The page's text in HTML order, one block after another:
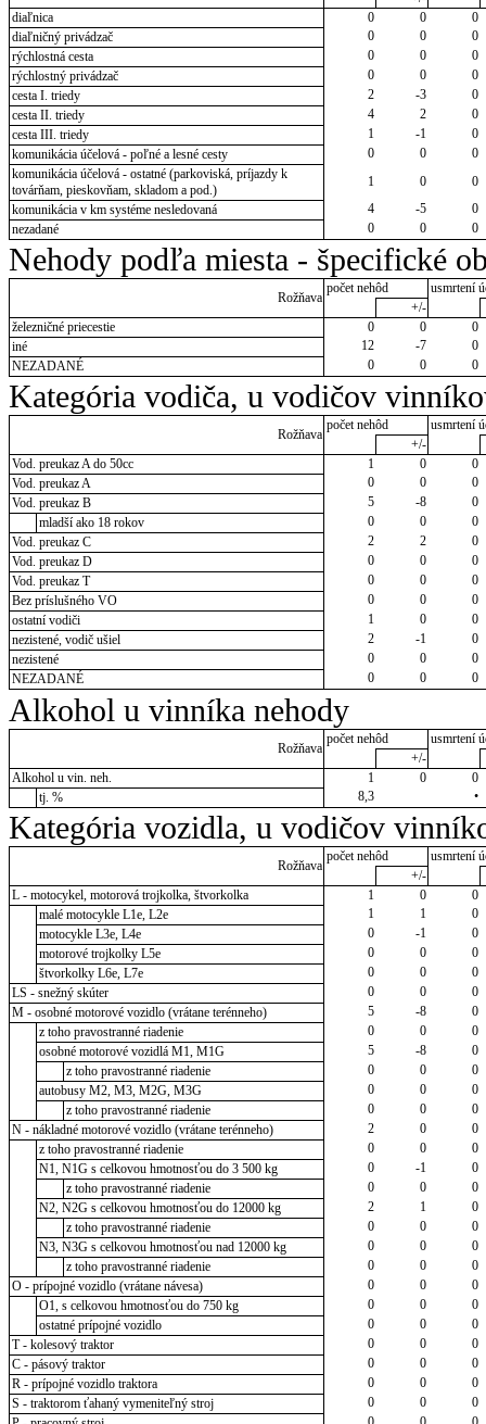
diaľnica
0 0
0
diaľničný privádzač
0 0
0
rýchlostná cesta
0 0
0
rýchlostný privádzač
0 0
0
cesta I. triedy
2 -3
0
cesta II. triedy
4 2
0
cesta III. triedy
1 -1
0
komunikácia účelová - poľné a lesné cesty
0 0
0
komunikácia účelová - ostatné (parkoviská, príjazdy k
továrňam, pieskovňam, skladom a pod.)
1 0
0
komunikácia v km systéme nesledovaná
4 -5
0
nezadané
0 0 0
Nehody podľa miesta - špecifické
Rožňava
počet nehôd
usmrtení
+/-
železničné priecestie
0 0
0
iné
12 -7
0
NEZADANÉ
0 0 0
Kategória vodiča, u vodičov
Rožňava
počet nehôd
usmrtení
+/-
Vod. preukaz A do 50cc
1 0
0
Vod. preukaz A
0 0
0
Vod. preukaz B
5 -8
0
mladší ako 18 rokov
0 0
0
Vod. preukaz C
2 2
0
Vod. preukaz D
0 0
0
Vod. preukaz T
0 0
0
Bez príslušného VO
0 0
0
ostatní vodiči
1 0
0
nezistené, vodič ušiel
2 -1
0
nezistené
0 0
0
NEZADANÉ
0 0 0
Alkohol u vinníka nehody
Rožňava
počet nehôd
usmrtení
+/-
Alkohol u vin. neh.
1 0
0
tj. %
8,3 •
Kategória vozidla, u vodičov
Rožňava
počet nehôd
usmrtení
+/-
L - motocykel, motorová trojkolka, štvorkolka
1 0
0
malé motocykle L1e, L2e
1 1
0
motocykle L3e, L4e
0 -1
0
motorové trojkolky L5e
0 0
0
štvorkolky L6e, L7e
0 0
0
LS - snežný skúter
0 0
0
M - osobné motorové vozidlo (vrátane terénneho)
5 -8
0
z toho pravostranné riadenie
0 0
0
osobné motorové vozidlá M1, M1G
5 -8
0
z toho pravostranné riadenie
0 0
0
autobusy M2, M3, M2G, M3G
0 0
0
z toho pravostranné riadenie
0 0
0
N - nákladné motorové vozidlo (vrátane terénneho)
2 0
0
z toho pravostranné riadenie
0 0
0
N1, N1G s celkovou hmotnosťou do 3 500 kg
0 -1
0
z toho pravostranné riadenie
0 0
0
N2, N2G s celkovou hmotnosťou do 12000 kg
2 1
0
z toho pravostranné riadenie
0 0
0
N3, N3G s celkovou hmotnosťou nad 12000 kg
0 0
0
z toho pravostranné riadenie
0 0
0
O - prípojné vozidlo (vrátane návesa)
0 0
0
O1, s celkovou hmotnosťou do 750 kg
0 0
0
ostatné prípojné vozidlo
0 0
0
T - kolesový traktor
0 0
0
C - pásový traktor
0 0
0
R - prípojné vozidlo traktora
0 0
0
S - traktorom ťahaný vymeniteľný stroj
0 0
0